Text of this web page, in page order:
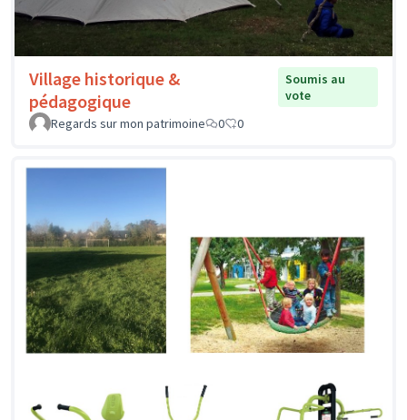
Village historique &
pédagogique
Soumis au
vote
Regards sur mon patrimoine
0 0